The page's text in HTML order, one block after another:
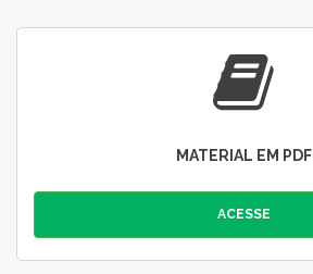
MATERIAL EM PDF
ACESSE